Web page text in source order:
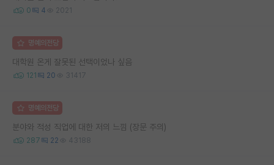
0 4 2021
명예의전당
대학원 온게 잘못된 선택이었나 싶음
121 20 31417
명예의전당
분야와 적성 직업에 대한 저의 느낌 (장문 주의)
287 22 43188